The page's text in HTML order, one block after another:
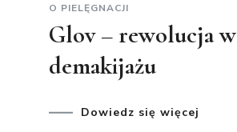
O PIELĘGNACJI
Glov – rewolucja w
demakijażu
Dowiedz się więcej